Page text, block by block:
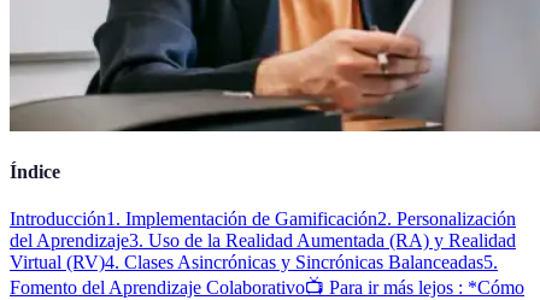
Índice
Introducción1. Implementación de Gamificación2. Personalización
del Aprendizaje3. Uso de la Realidad Aumentada (RA) y Realidad
Virtual (RV)4. Clases Asincrónicas y Sincrónicas Balanceadas5.
Fomento del Aprendizaje Colaborativo📺 Para ir más lejos : *Cómo